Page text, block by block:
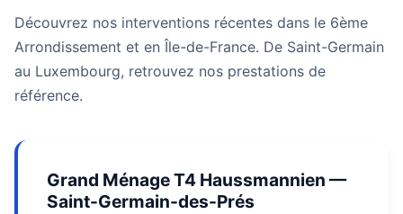
Découvrez nos interventions récentes dans le 6ème
Arrondissement et en Île-de-France. De Saint-Germain
au Luxembourg, retrouvez nos prestations de
référence.
Grand Ménage T4 Haussmannien —
Saint-Germain-des-Prés